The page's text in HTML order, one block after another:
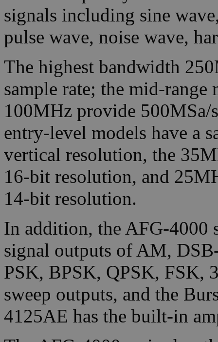
signals including sine
pulse wave, noise wave,
The highest bandwidth
sample rate; the mid-
100MHz provide 500MSa/
entry-level models have a
vertical resolution, the
16-bit resolution, and
14-bit resolution.
In addition, the AFG-4000
signal outputs of AM,
PSK, BPSK, QPSK, FSK,
sweep outputs, and the
4125AE has the built-in